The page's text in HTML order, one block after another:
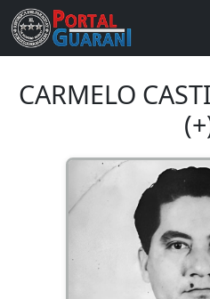
CARMELO